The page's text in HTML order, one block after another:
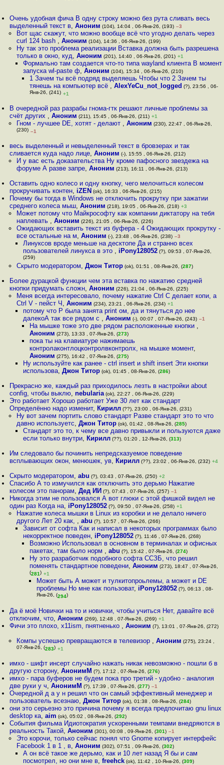
Очень удобная фича В одну строку можно без рута сливать весь
выделенный текст в,Аноним (104), 14:04 , 06-Янв-26, (193) –3
Вот щас скажут, что можно вообще всё что угодно делать через
curl 124 bash , Аноним (104), 14:36 , 06-Янв-26, (199)
Ну так это проблема реализации Вставка должна быть разрешена
только в окно, куд, Аноним (201), 14:40 , 06-Янв-26, (201) +1
Формально там создается что-то типа wayland клиента В момент
запуска wl-paste ф, Аноним (104), 15:34 , 06-Янв-26, (210)
1 Зачем ты всё подряд выделяешь Чтобы что 2 Зачем ты
тянешь на компьютер всё ,AlexYeCu_not_logged (?), 23:56 , 06-
Янв-26, (241) +1
В очередной раз разрабы гнома-гтк решают личные проблемы за
счёт других ,Аноним (211), 15:45 , 06-Янв-26, (211) +1
Гном - лучшее DE, хотят - делают , Аноним (230), 22:47 , 06-Янв-26,
(230) –1
весь выделенный и невыделенный текст в бровзерах и так
сливается куда надо лице,Аноним (-), 15:55 , 06-Янв-26, (212)
И у вас есть доказательства Ну кроме пафосного звeздeжa на
форуме А разве запре, Аноним (213), 16:11 , 06-Янв-26, (213)
Оставить одно колесо и одну кнопку, чего мелочиться колесом
прокручивать контен, iZEN (ok), 16:33 , 06-Янв-26, (215)
Почему бы тогда в Windows не отключить прокрутку при зажатии
среднего колеса мыш,Аноним (218), 19:05 , 06-Янв-26, (218) +3
Может потому что Майкрософту как компании диктатору на тебя
наплевать , Аноним (226), 21:05 , 06-Янв-26, (226)
Ожидающих вставить текст из буфера - 4 Ожидающих прокрутку -
все остальные на м, Аноним (-), 23:48 , 06-Янв-26, (238) –3
Линуксов вроде меньше на десктопе Да и странно всех
пользователей линукса в это , iPony128052(?), 09:53 , 07-Янв-26,
(259)
Скрыто модератором, Джон Титор(ok), 01:51 , 08-Янв-26, (287)
Более дурацкой функции чем эта вставка по нажатию средней
кнопки придумать сложн,Аноним (226), 21:04 , 06-Янв-26, (225)
Меня всегда интересовало, почему нажатие Ctrl C делает копи, а
Ctrl V - пейст Ч , Аноним (234), 23:21 , 06-Янв-26, (234) +1
потому что P была занята print ом, да и тянуться до нее
далекоА так все рядом с , Аноним (-), 00:07 , 07-Янв-26, (243) –1
На мышке тоже это две рядом расположенные кнопки ,
Аноним (273), 13:33 , 07-Янв-26, (273)
пока ты на клавиатуре нажимаешь
контролаконтлоцконтролвконтролх, на мышке момент,
Аноним (275), 16:42 , 07-Янв-26, (275)
Ну используйте как ранее - ctrl insert и shift insert Эти кнопки
использова, Джон Титор(ok), 01:45 , 08-Янв-26, (286)
Прекрасно же, каждый раз приходилось лезть в настройки about
config, чтобы выклю,nebularia (ok), 22:27 , 06-Янв-26, (229)
Это работает Хорошо работает Уже 30 лет как стандарт
Определённо надо изменит, Кирилл (??), 23:00 , 06-Янв-26, (231)
Ну вот зачем портить слово стандарт Разве стандарт это то что
давно используетс, Джон Титор(ok), 01:42 , 08-Янв-26, (285)
Стандарт это то, к чему все давно привыкли и пользуются даже
если только внутри, Кирилл(??), 01:20 , 12-Янв-26, (313)
Им следовало бы починить непредсказуемое поведение
всплывающих окон, менюшек, ув, Кирилл (??), 23:02 , 06-Янв-26, (232) +4
Скрыто модератором,abu (?), 03:43 , 07-Янв-26, (250) +2
Спасибо А то измучился как отключить это дерьмо Нажатие
колесом это панорам,Дед ИИ (?), 07:43 , 07-Янв-26, (257) –1
Никогда этим не пользовался А вот глюки с этой фишкой видел не
один раз Когда на, iPony128052 (?), 09:50 , 07-Янв-26, (258) +1
Нажатие колеса мышки в Linux из коробки и не делало ничего
другого Лет 20 как, , abu (?), 10:57 , 07-Янв-26, (266)
Зависит от софта Как и написал в некоторых программах было
некорректное поведен, iPony128052(?), 11:46 , 07-Янв-26, (268)
Возможно Использовал в основном в терминалах и офисных
пакетах, там было норм ,abu (?), 15:42 , 07-Янв-26, (274)
Ну это разработчик подобного софта ССЗБ, что решил
поменять стандартное поведени,Аноним (273), 18:47 , 07-Янв-26,
(281) +1
Может быть А может и тулкитопроьлемы, а может и DE
проблемы Но мне как пользоват, iPony128052(?), 06:13 , 08-
Янв-26, (294)
Да ё моё Новички на то и новички, чтобы учиться Нет, давайте всё
отключим, что,Аноним (269), 12:48 , 07-Янв-26, (269) +1
Фичи это плохо, x11ism, пнятненько ,Аноним (7), 13:01 , 07-Янв-26, (272)
Компы успешно превращаются в телевизор , Аноним (275), 23:24 ,
07-Янв-26, (283) +1
имхо - шифт инсерт случайно нажать никак невозможно - пошли б в
другую сторону,АнонимМ (?), 17:12 , 07-Янв-26, (276)
имхо - пара буферов не будем пока про третий - удобно - аналогия
две руки у ч,АнонимМ (?), 17:39 , 07-Янв-26, (277) –1
Очередной д а у н решил что он самый эффективный менеджер и
пользователь всезнаю,Джон Титор (ok), 01:38 , 08-Янв-26, (284)
они это серьезно это причина почему я всегда предпочитаю gnu linux
desktop ка,aim (ok), 05:02 , 08-Янв-26, (292)
События фильма Идиотократия ускоренными темпами внедряются в
реальность Такой,Аноним (301), 00:08 , 09-Янв-26, (301) –1
Это корочи, только сейчас понял что Gnome копирует интерфейс
Facebook 1 в 1 , в, Аноним (302), 07:51 , 09-Янв-26, (302)
А он всё такое же дерьмо, как и 10 лет назад Я бы и сам
посмотрел, но они мне в, freehck(ok), 11:42 , 10-Янв-26, (309)